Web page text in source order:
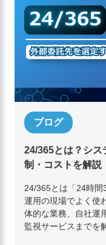
ブログ
24/365とは？シス
制・コストを解説
24/365とは「24時間
運用の現場でよく使
体的な業務、自社運
監視サービスまでを